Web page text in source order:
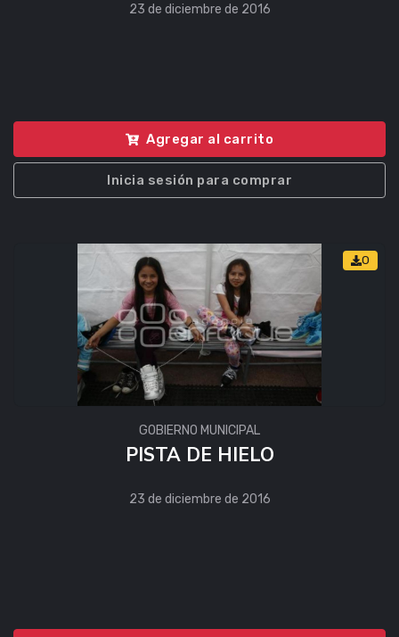
23 de diciembre de 2016
Agregar al carrito
Inicia sesión para comprar
0
GOBIERNO MUNICIPAL
PISTA DE HIELO
23 de diciembre de 2016